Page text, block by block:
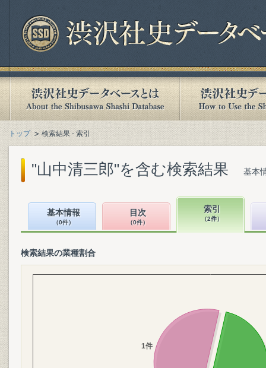
トップ 検索結果 - 索引
"山中清三郎"を含む検索結果 基本
基本情報
（0件）
目次
（0件）
索引
（2件）
検索結果の業種割合